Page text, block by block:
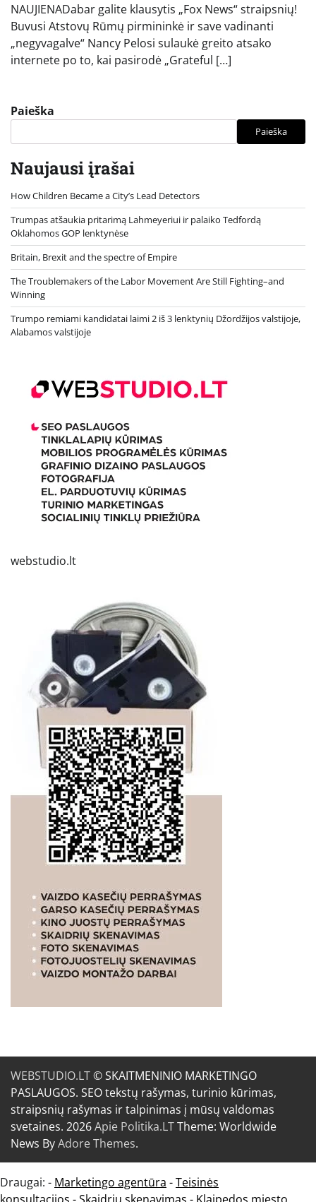
NAUJIENADabar galite klausytis „Fox News“ straipsnių!
Buvusi Atstovų Rūmų pirmininkė ir save vadinanti
„negyvagalve“ Nancy Pelosi sulaukė greito atsako
internete po to, kai pasirodė „Grateful […]
Paieška
Paieška
Naujausi įrašai
How Children Became a City’s Lead Detectors
Trumpas atšaukia pritarimą Lahmeyeriui ir palaiko Tedfordą
Oklahomos GOP lenktynėse
Britain, Brexit and the spectre of Empire
The Troublemakers of the Labor Movement Are Still Fighting–and
Winning
Trumpo remiami kandidatai laimi 2 iš 3 lenktynių Džordžijos valstijoje,
Alabamos valstijoje
webstudio.lt
WEBSTUDIO.LT© SKAITMENINIO MARKETINGO
PASLAUGOS. SEO tekstų rašymas, turinio kūrimas,
straipsnių rašymas ir talpinimas į mūsų valdomas
svetaines. 2026Apie Politika.LTTheme: Worldwide
News ByAdore Themes.
Draugai: - Marketingo agentūra -Teisinės